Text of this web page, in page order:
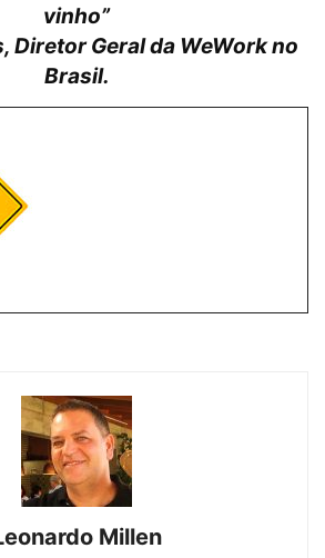
vinho”
Diretor Geral da WeWork no
Brasil.
Millen